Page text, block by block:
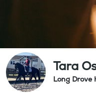
Tara
Long Drove